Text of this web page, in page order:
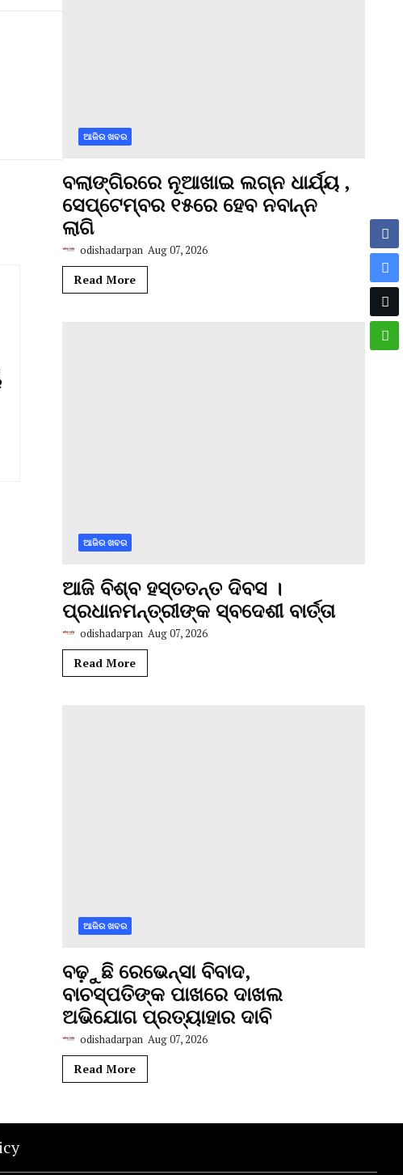
ଆଜିର ଖବର
ବଲାଙ୍ଗିରରେ ନୂଆଖାଇ ଲଗ୍ନ ଧାର୍ଯ୍ୟ ,
ସେପ୍ଟେମ୍ବର ୧୫ରେ ହେବ ନବାନ୍ନ
ଲାଗି
odishadarpan Aug 07, 2026
Read More
ଆଜିର ଖବର
ଆଜି ବିଶ୍ବ ହସ୍ତତନ୍ତ ଦିବସ ।
ପ୍ରଧାନମନ୍ତ୍ରୀଙ୍କ ସ୍ବଦେଶୀ ବାର୍ତ୍ତା
odishadarpan Aug 07, 2026
Read More
ଆଜିର ଖବର
ବଢ଼ୁଛି ରେଭେନ୍ସା ବିବାଦ,
ବାଚସ୍ପତିଙ୍କ ପାଖରେ ଦାଖଲ
ଅଭିଯୋଗ ପ୍ରତ୍ୟାହାର ଦାବି
odishadarpan Aug 07, 2026
Read More